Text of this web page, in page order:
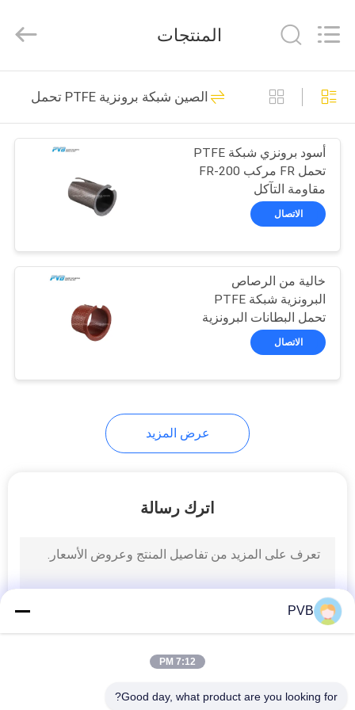
المنزل
المنتجات
فيديوهات
VR
حولنا
جولة
اتصل
أخبار
Bearing
Co.,Ltd.
Reserved.
تحمل البرونز الصلب
10
واضعة الجرافيت
البرونزية
10
PTFE اصطف البطانة
14
المنتجات
الصين شبكة برونزية PTFE تحمل
أسود برونزي شبكة PTFE
تحمل FR مركب FR-200
مقاومة التآكل
الاتصال
خالية من الرصاص
البرونزية شبكة PTFE
تحمل البطانات البرونزية
ذات حواف التشحيم الذاتي
الاتصال
عرض المزيد
اترك رسالة
PVB
7:12 PM
Good day, what product are you looking for?